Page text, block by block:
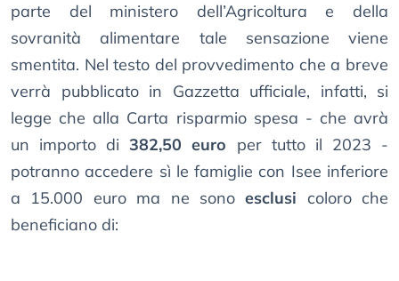
parte del ministero dell’Agricoltura e della
sovranità alimentare tale sensazione viene
smentita. Nel testo del provvedimento che a breve
verrà pubblicato in Gazzetta ufficiale, infatti, si
legge che alla Carta risparmio spesa - che avrà
un importo di382,50 euro per tutto il 2023 -
potranno accedere sì le famiglie con Isee inferiore
a 15.000 euro ma ne sonoesclusi coloro che
beneficiano di: